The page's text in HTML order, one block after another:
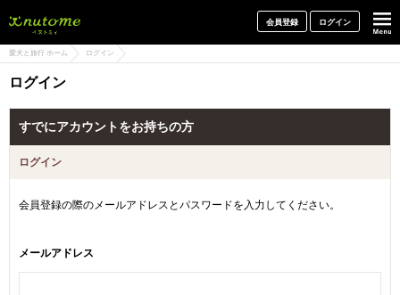
会員登録 ログイン
愛犬と旅行 ホーム ログイン
ログイン
すでにアカウントをお持ちの方
ログイン
会員登録の際のメールアドレスとパスワードを入力してください。
メールアドレス